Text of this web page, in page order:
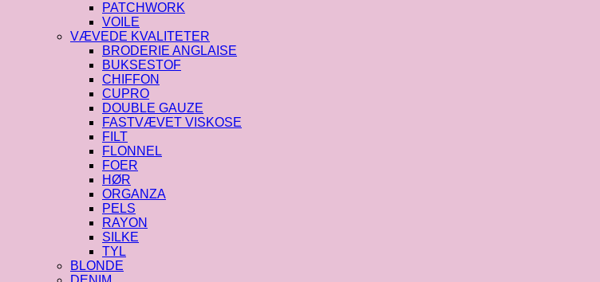
PATCHWORK
VOILE
VÆVEDE KVALITETER
BRODERIE ANGLAISE
BUKSESTOF
CHIFFON
CUPRO
DOUBLE GAUZE
FASTVÆVET VISKOSE
FILT
FLONNEL
FOER
HØR
ORGANZA
PELS
RAYON
SILKE
TYL
BLONDE